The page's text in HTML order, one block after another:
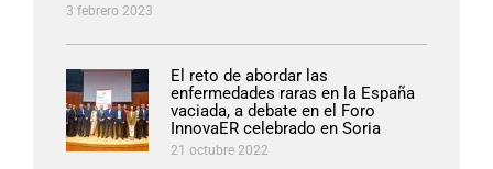
3 febrero 2023
El reto de abordar las
enfermedades raras en la España
vaciada, a debate en el Foro
InnovaER celebrado en Soria
21 octubre 2022